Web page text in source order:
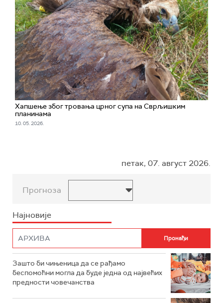
Хапшење због тровања црног супа на Сврљишким
планинама
10. 05. 2026.
петак, 07. август 2026.
Прогноза
Најновије
Зашто би чињеница да се рађамо
беспомоћни могла да буде једна од највећих
предности човечанства